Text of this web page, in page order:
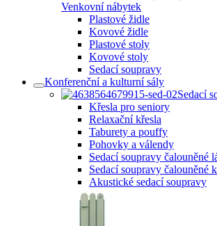
Venkovní nábytek
Plastové židle
Kovové židle
Plastové stoly
Kovové stoly
Sedací soupravy
Konferenční a kulturní sály
Sedací
Křesla pro seniory
Relaxační křesla
Taburety a pouffy
Pohovky a válendy
Sedací soupravy čalouněné
Sedací soupravy čalouněné
Akustické sedací soupravy